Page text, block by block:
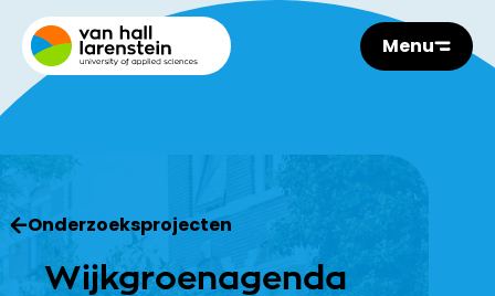
Menu
Onderzoeksprojecten
Wijkgroenagenda